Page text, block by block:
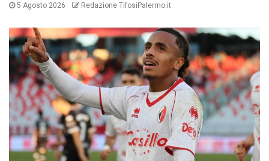
5 Agosto 2026 Redazione TifosiPalermo.it